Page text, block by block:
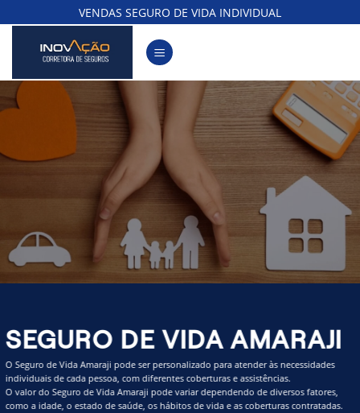
to
content
VENDAS SEGURO DE VIDA INDIVIDUAL
SEGURO DE VIDA AMARAJI
O Seguro de Vida Amaraji pode ser personalizado para atender às necessidades
individuais de cada pessoa, com diferentes coberturas e assistências.
O valor do Seguro de Vida Amaraji pode variar dependendo de diversos fatores,
como a idade, o estado de saúde, os hábitos de vida e as coberturas contratadas.